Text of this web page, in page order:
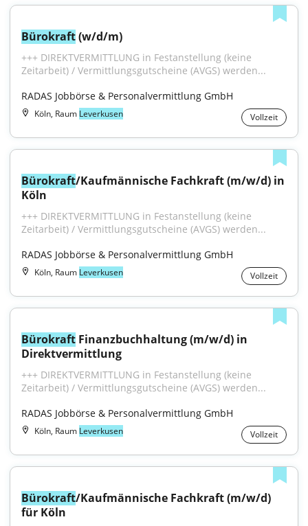
Bürokraft (w/d/m)
+++ DIREKTVERMITTLUNG in Festanstellung (keine
Zeitarbeit) / Vermittlungsgutscheine (AVGS) werden...
RADAS Jobbörse & Personalvermittlung GmbH
Köln, Raum Leverkusen Vollzeit
Bürokraft/Kaufmännische Fachkraft (m/w/d) in
Köln
+++ DIREKTVERMITTLUNG in Festanstellung (keine
Zeitarbeit) / Vermittlungsgutscheine (AVGS) werden...
RADAS Jobbörse & Personalvermittlung GmbH
Köln, Raum Leverkusen Vollzeit
Bürokraft Finanzbuchhaltung (m/w/d) in
Direktvermittlung
+++ DIREKTVERMITTLUNG in Festanstellung (keine
Zeitarbeit) / Vermittlungsgutscheine (AVGS) werden...
RADAS Jobbörse & Personalvermittlung GmbH
Köln, Raum Leverkusen Vollzeit
Bürokraft/Kaufmännische Fachkraft (m/w/d)
für Köln